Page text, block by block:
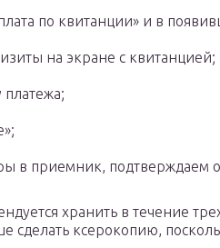
по квитанции» и в
на экране с квитанцией;
в приемник, подтверждаем
хранить в течение
сделать ксерокопию,